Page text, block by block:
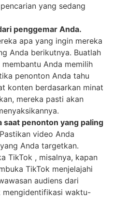
yang sedang
penggemar Anda.
apa yang ingin mereka
Anda berikutnya. Buatlah
Anda memilih
penonton Anda tahu
konten berdasarkan minat
mereka pasti akan
saat penonton yang paling
Pastikan video Anda
Anda targetkan.
TikTok , misalnya, kapan
TikTok menjelajahi
audiens dari
mengidentifikasi waktu-